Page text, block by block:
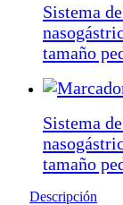
Sistema
tamaño
Sistema
tamaño
Descripción